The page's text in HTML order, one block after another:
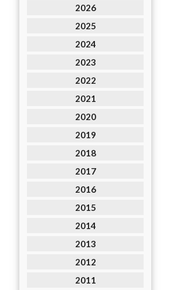
2026
2025
2024
2023
2022
2021
2020
2019
2018
2017
2016
2015
2014
2013
2012
2011